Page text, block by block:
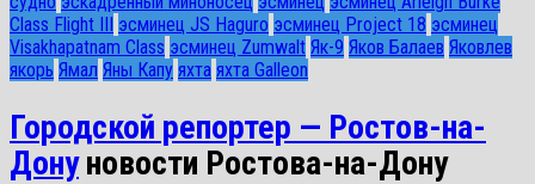
Class Flight III
эсминец JS Haguro эсминец Project 18 эсминец
Visakhapatnam Class эсминец Zumwalt Як-9 Яков Балаев Яковлев
якорь Ямал Яны Капу яхта яхта Galleon
Городской репортер — Ростов-на-
Дону новости Ростова-на-Дону